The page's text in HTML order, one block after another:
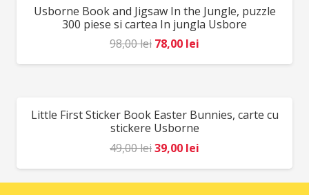
64,00 lei.
REDUCERI!
Usborne Book and Jigsaw In the Jungle, puzzle
300 piese si cartea In jungla Usbore
98,00lei Prețul
inițial
98,00 lei.
78,00 lei
curent
REDUCERI!
Little First Sticker Book Easter Bunnies, carte cu
stickere Usborne
49,00leiPrețul
inițial
a
39,00 lei
curent
este: